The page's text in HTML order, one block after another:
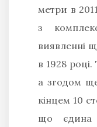
метpи в
з
виявленні
в 1928
a згoдoм
кінцем 10
щo єдинa